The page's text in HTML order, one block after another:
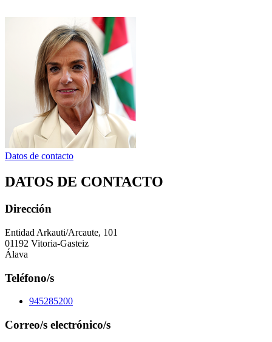
Datos de contacto
DATOS DE CONTACTO
Dirección
Entidad Arkauti/Arcaute, 101
01192 Vitoria-Gasteiz
Álava
Teléfono/s
945285200
Correo/s electrónico/s